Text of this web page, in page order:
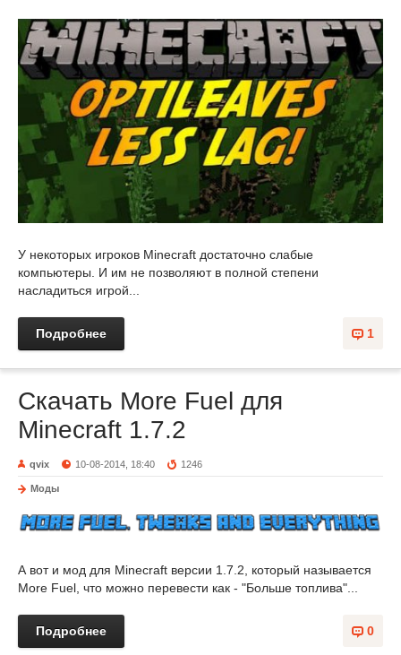
У некоторых игроков Minecraft достаточно слабые
компьютеры. И им не позволяют в полной степени
насладиться игрой...
1
Подробнее
Скачать More Fuel для
Minecraft 1.7.2
qvix 10-08-2014, 18:40 1246
Моды
А вот и мод для Minecraft версии 1.7.2, который называется
More Fuel, что можно перевести как - "Больше топлива"...
0
Подробнее